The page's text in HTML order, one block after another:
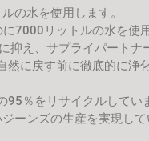
の水を使用します。
7000リットルの水を使
抑え、サプライパート
然に戻す前に徹底的に
％をリサイクルしてい
ーンズの生産を実現し